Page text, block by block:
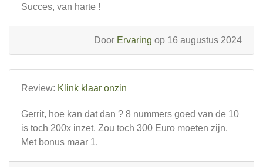
Succes, van harte !
Door Ervaring op 16 augustus 2024
Review: Klink klaar onzin
Gerrit, hoe kan dat dan ? 8 nummers goed van de 10
is toch 200x inzet. Zou toch 300 Euro moeten zijn.
Met bonus maar 1.